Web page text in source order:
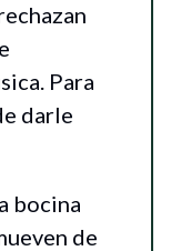
Para
darle
bocina
de